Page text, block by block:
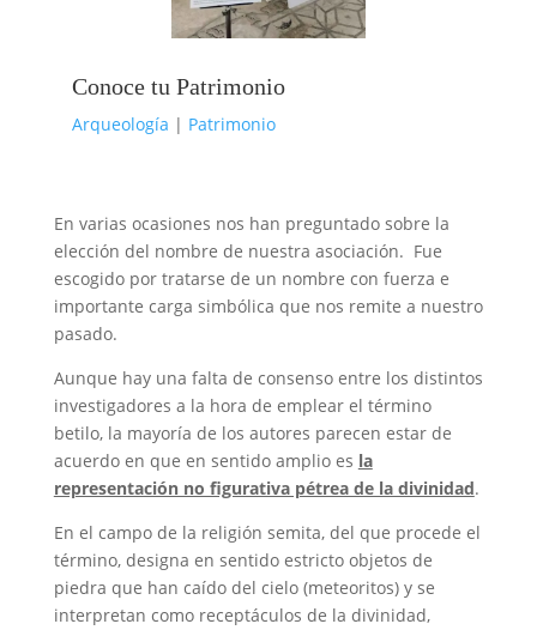
Conoce tu Patrimonio
Arqueología | Patrimonio
En varias ocasiones nos han preguntado sobre la
elección del nombre de nuestra asociación. Fue
escogido por tratarse de un nombre con fuerza e
importante carga simbólica que nos remite a nuestro
pasado.
Aunque hay una falta de consenso entre los distintos
investigadores a la hora de emplear el término
betilo, la mayoría de los autores parecen estar de
acuerdo en que en sentido amplio es la
representación no figurativa pétrea de la divinidad.
En el campo de la religión semita, del que procede el
término, designa en sentido estricto objetos de
piedra que han caído del cielo (meteoritos) y se
interpretan como receptáculos de la divinidad,